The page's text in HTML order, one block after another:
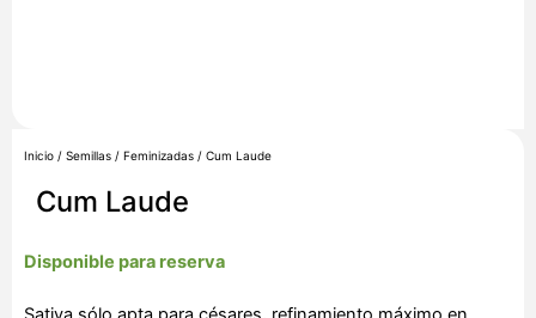
Inicio / Semillas / Feminizadas / Cum Laude
Cum Laude
Disponible para reserva